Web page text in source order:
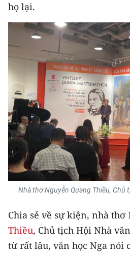
họ lại.
Nhà thơ Nguyễn Quang Thiều, Chủ
Chia sẻ về sự kiện, nhà thơ
Thiều, Chủ tịch Hội Nhà
từ rất lâu, văn học Nga nói